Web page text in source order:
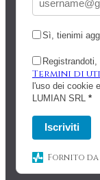
Sì, tienimi
Termini di
l'uso dei cookie
LUMIAN SRL
*
Iscriviti
Fornito da